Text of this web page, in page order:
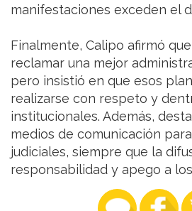
manifestaciones exceden el
Finalmente, Calipo afirmó
reclamar una mejor
pero insistió en que esos
realizarse con respeto y
institucionales. Además,
medios de comunicación
judiciales, siempre que la
responsabilidad y apego a